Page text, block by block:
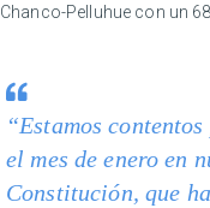
Chanco-Pelluhue con un
“Estamos
el mes de enero en
Constitución, que